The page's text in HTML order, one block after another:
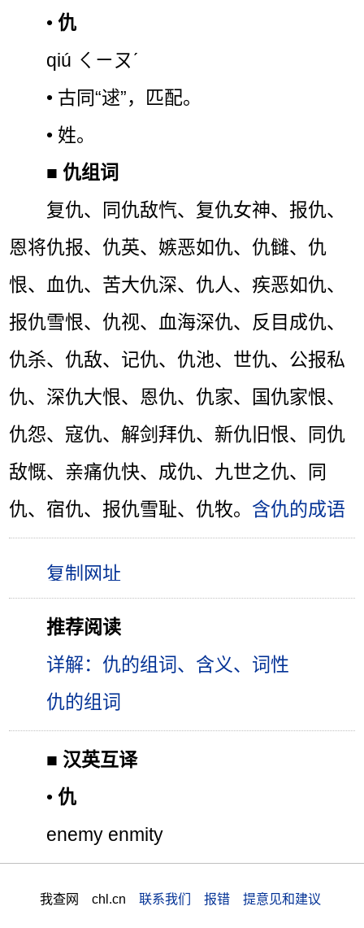
•仇
qiú ㄑㄧㄡˊ
• 古同“逑”，匹配。
• 姓。
■仇组词
复仇、同仇敌忾、复仇女神、报仇、
恩将仇报、仇英、嫉恶如仇、仇雠、仇
恨、血仇、苦大仇深、仇人、疾恶如仇、
报仇雪恨、仇视、血海深仇、反目成仇、
仇杀、仇敌、记仇、仇池、世仇、公报私
仇、深仇大恨、恩仇、仇家、国仇家恨、
仇怨、寇仇、解剑拜仇、新仇旧恨、同仇
敌慨、亲痛仇快、成仇、九世之仇、同
仇、宿仇、报仇雪耻、仇牧。 含仇的成语
推荐阅读
详解：仇的组词、含义、词性
仇的组词
■ 汉英互译
•仇
enemy enmity
我查网 chl.cn 联系我们 报错 提意见和建议